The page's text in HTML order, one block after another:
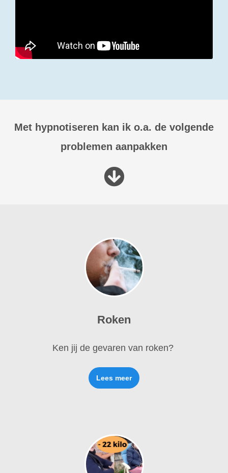
Met hypnotiseren kan ik o.a. de volgende
problemen aanpakken
Roken
Ken jij de gevaren van roken?
Lees meer